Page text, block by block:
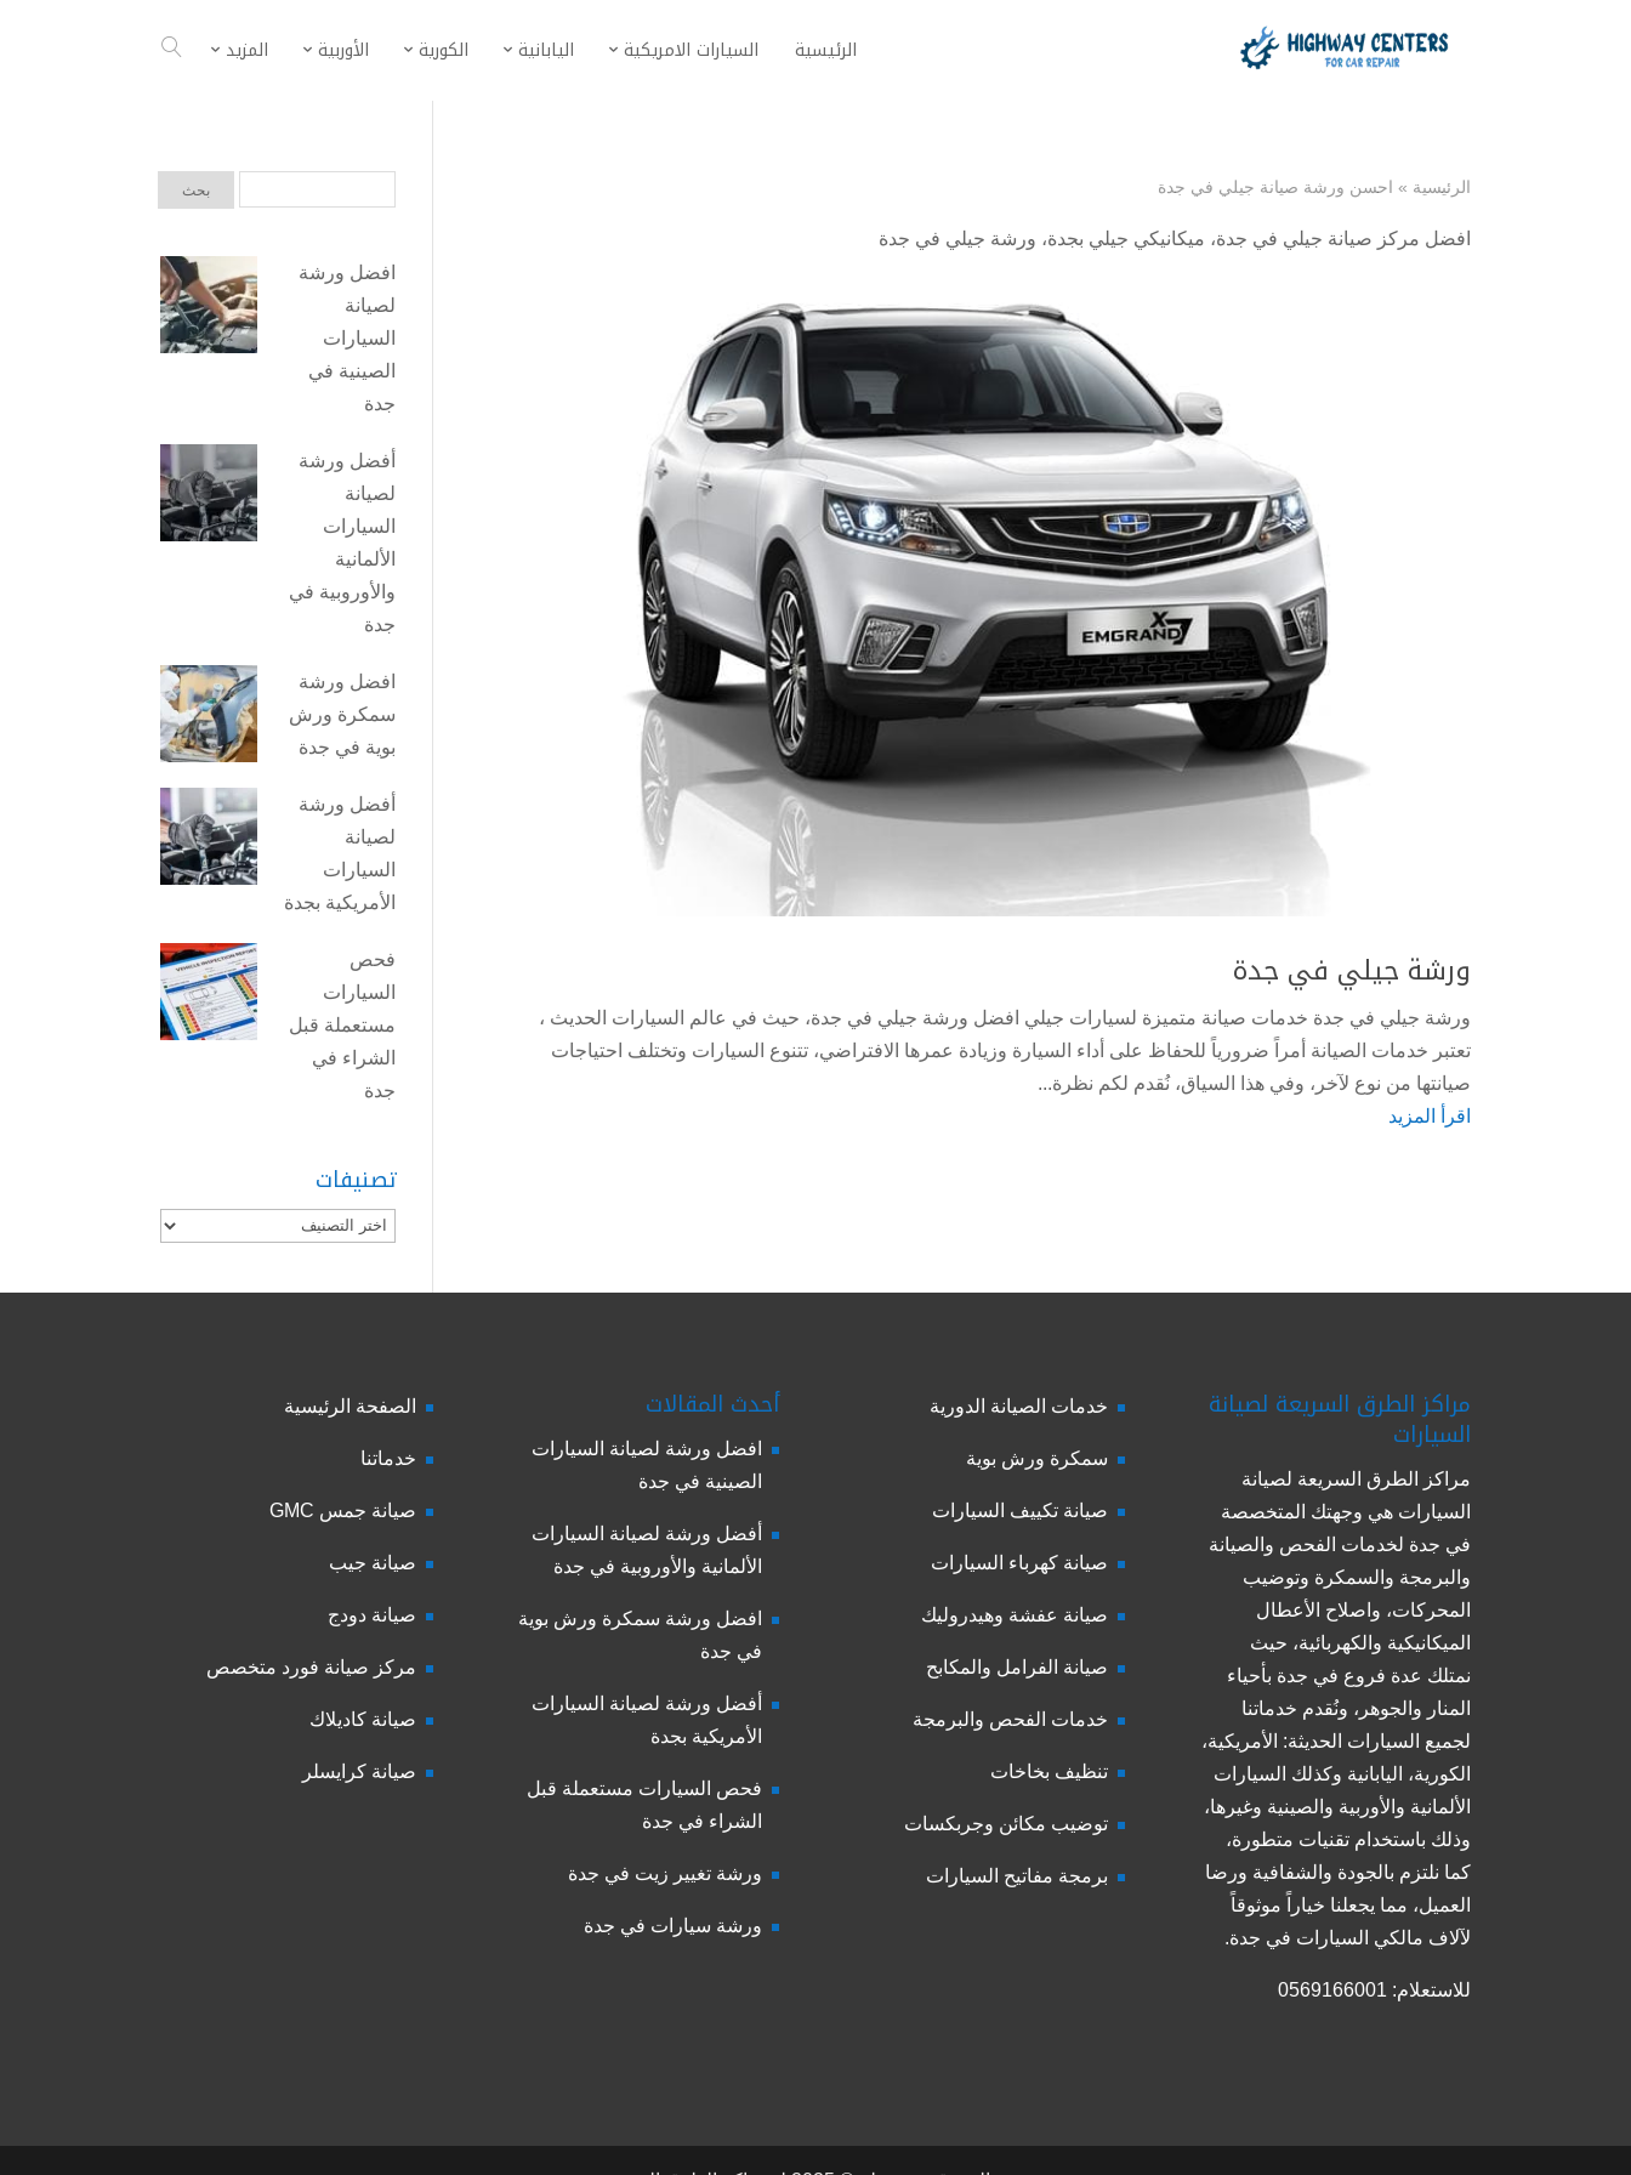
الرئيسية السيارات الامريكية اليابانية الكورية الأوربية المزيد
الرئيسية » احسن ورشة صيانة جيلي في جدة
افضل مركز صيانة جيلي في جدة، ميكانيكي جيلي بجدة، ورشة جيلي في جدة
ورشة جيلي في جدة
ورشة جيلي في جدة خدمات صيانة متميزة لسيارات جيلي افضل ورشة جيلي في جدة، حيث في عالم السيارات الحديث ،
تعتبر خدمات الصيانة أمراً ضرورياً للحفاظ على أداء السيارة وزيادة عمرها الافتراضي، تتنوع السيارات وتختلف احتياجات
صيانتها من نوع لآخر، وفي هذا السياق، نُقدم لكم نظرة...
اقرأ المزيد
افضل ورشة
لصيانة
السيارات
الصينية في
جدة
أفضل ورشة
لصيانة
السيارات
الألمانية
والأوروبية في
جدة
افضل ورشة
سمكرة ورش
بوية في جدة
أفضل ورشة
لصيانة
السيارات
الأمريكية بجدة
فحص
السيارات
مستعملة قبل
الشراء في
جدة
تصنيفات
تصنيفات
مراكز الطرق السريعة لصيانة
السيارات
مراكز الطرق السريعة لصيانة
السيارات هي وجهتك المتخصصة
في جدة لخدمات الفحص والصيانة
والبرمجة والسمكرة وتوضيب
المحركات، واصلاح الأعطال
الميكانيكية والكهربائية، حيث
نمتلك عدة فروع في جدة بأحياء
المنار والجوهر، ونُقدم خدماتنا
لجميع السيارات الحديثة: الأمريكية،
الكورية، اليابانية وكذلك السيارات
الألمانية والأوربية والصينية وغيرها،
وذلك باستخدام تقنيات متطورة،
كما نلتزم بالجودة والشفافية ورضا
العميل، مما يجعلنا خياراً موثوقاً
لآلاف مالكي السيارات في جدة.
للاستعلام: 0569166001
خدمات الصيانة الدورية
سمكرة ورش بوية
صيانة تكييف السيارات
صيانة كهرباء السيارات
صيانة عفشة وهيدروليك
صيانة الفرامل والمكابح
خدمات الفحص والبرمجة
تنظيف بخاخات
توضيب مكائن وجربكسات
برمجة مفاتيح السيارات
أحدث المقالات
افضل ورشة لصيانة السيارات
الصينية في جدة
أفضل ورشة لصيانة السيارات
الألمانية والأوروبية في جدة
افضل ورشة سمكرة ورش بوية
في جدة
أفضل ورشة لصيانة السيارات
الأمريكية بجدة
فحص السيارات مستعملة قبل
الشراء في جدة
ورشة تغيير زيت في جدة
ورشة سيارات في جدة
الصفحة الرئيسية
خدماتنا
صيانة جمس GMC
صيانة جيب
صيانة دودج
مركز صيانة فورد متخصص
صيانة كاديلاك
صيانة كرايسلر